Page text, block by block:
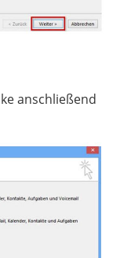
anschließend